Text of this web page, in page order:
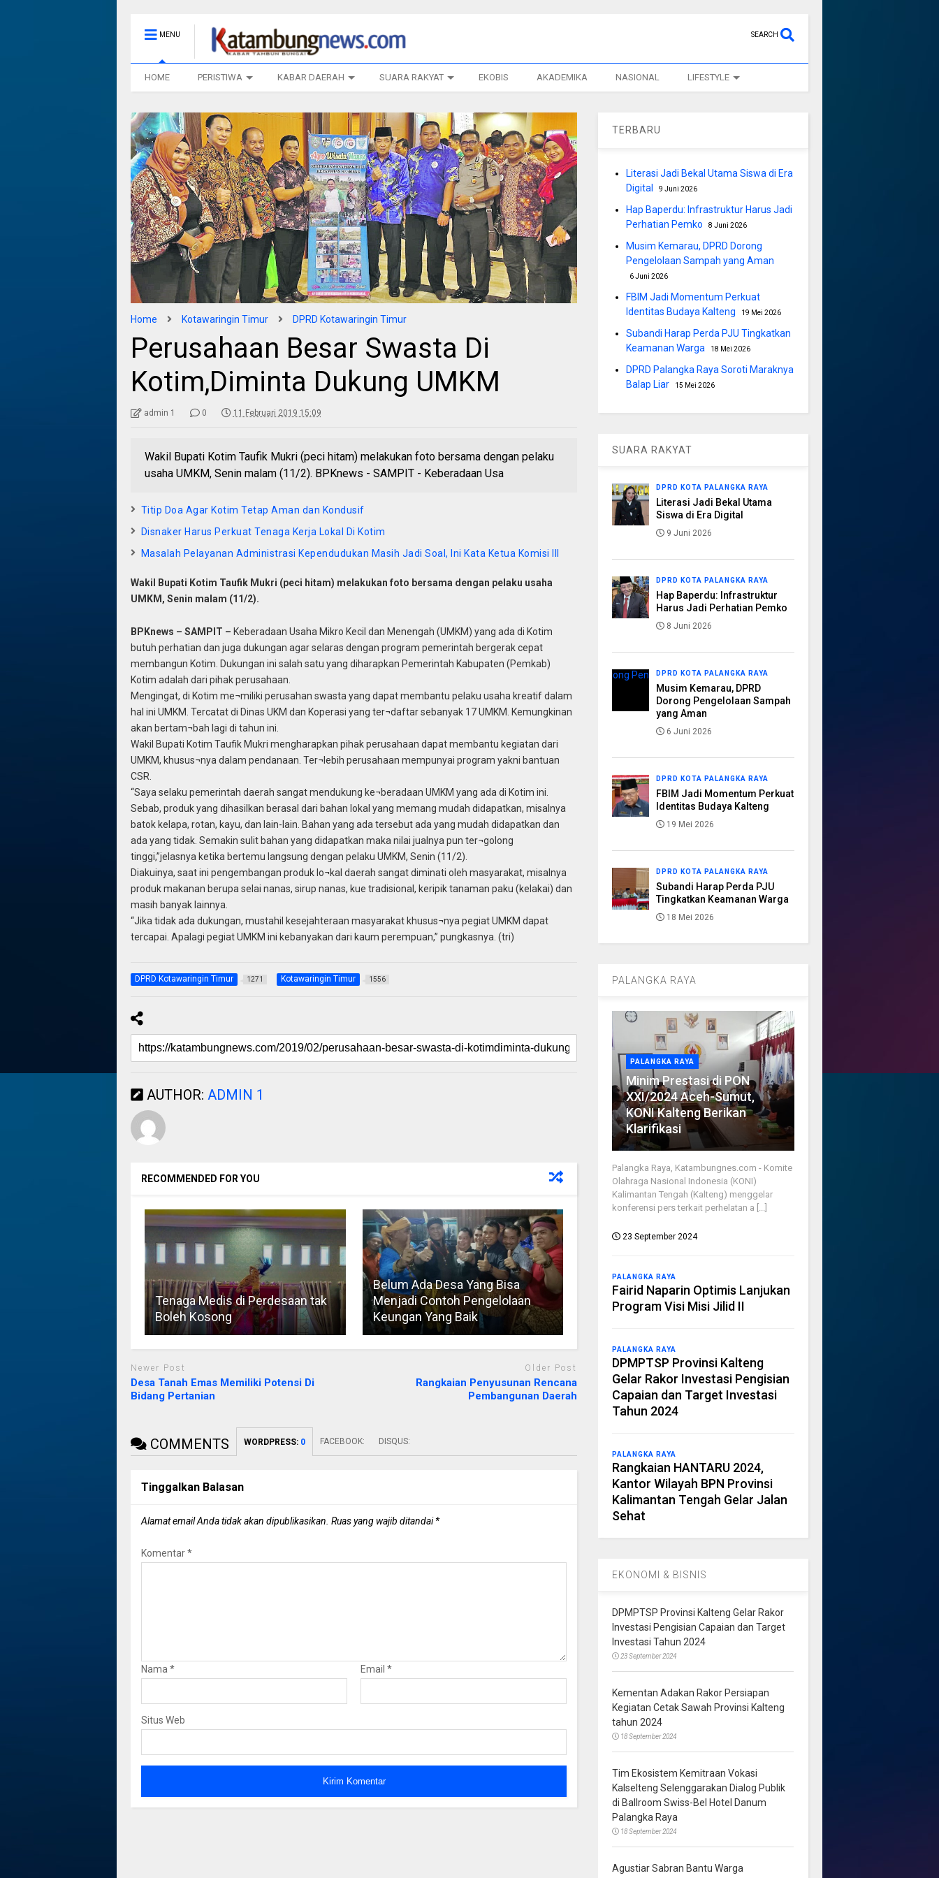
MENU SEARCH
HOME PERISTIWA KABAR DAERAH SUARA RAKYAT EKOBIS AKADEMIKA NASIONAL LIFESTYLE
Home Kotawaringin Timur DPRD Kotawaringin Timur
Perusahaan Besar Swasta Di
Kotim,Diminta Dukung UMKM
admin 1 0 11 Februari 2019 15:09
Wakil Bupati Kotim Taufik Mukri (peci hitam) melakukan foto bersama dengan pelaku
usaha UMKM, Senin malam (11/2). BPKnews - SAMPIT - Keberadaan Usa
Titip Doa Agar Kotim Tetap Aman dan Kondusif
Disnaker Harus Perkuat Tenaga Kerja Lokal Di Kotim
Masalah Pelayanan Administrasi Kependudukan Masih Jadi Soal, Ini Kata Ketua Komisi III
Wakil Bupati Kotim Taufik Mukri (peci hitam) melakukan foto bersama dengan pelaku usaha
UMKM, Senin malam (11/2).
BPKnews – SAMPIT – Keberadaan Usaha Mikro Kecil dan Menengah (UMKM) yang ada di Kotim
butuh perhatian dan juga dukungan agar selaras dengan program pemerintah bergerak cepat
membangun Kotim. Dukungan ini salah satu yang diharapkan Pemerintah Kabupaten (Pemkab)
Kotim adalah dari pihak perusahaan.
Mengingat, di Kotim me¬miliki perusahan swasta yang dapat membantu pelaku usaha kreatif dalam
hal ini UMKM. Tercatat di Dinas UKM dan Koperasi yang ter¬daftar sebanyak 17 UMKM. Kemungkinan
akan bertam¬bah lagi di tahun ini.
Wakil Bupati Kotim Taufik Mukri mengharapkan pihak perusahaan dapat membantu kegiatan dari
UMKM, khusus¬nya dalam pendanaan. Ter¬lebih perusahaan mempunyai program yakni bantuan
CSR.
“Saya selaku pemerintah daerah sangat mendukung ke¬beradaan UMKM yang ada di Kotim ini.
Sebab, produk yang dihasilkan berasal dari bahan lokal yang memang mudah didapatkan, misalnya
batok kelapa, rotan, kayu, dan lain-lain. Bahan yang ada tersebut ada yang mudah didapatkan dan
ada yang tidak. Semakin sulit bahan yang didapatkan maka nilai jualnya pun ter¬golong
tinggi,”jelasnya ketika bertemu langsung dengan pelaku UMKM, Senin (11/2).
Diakuinya, saat ini pengembangan produk lo¬kal daerah sangat diminati oleh masyarakat, misalnya
produk makanan berupa selai nanas, sirup nanas, kue tradisional, keripik tanaman paku (kelakai) dan
masih banyak lainnya.
“Jika tidak ada dukungan, mustahil kesejahteraan masyarakat khusus¬nya pegiat UMKM dapat
tercapai. Apalagi pegiat UMKM ini kebanyakan dari kaum perempuan,” pungkasnya. (tri)
DPRD Kotawaringin Timur 1271 Kotawaringin Timur 1556
AUTHOR: ADMIN 1
RECOMMENDED FOR YOU
Tenaga Medis di Perdesaan tak
Boleh Kosong
Belum Ada Desa Yang Bisa
Menjadi Contoh Pengelolaan
Keungan Yang Baik
Newer Post
Desa Tanah Emas Memiliki Potensi Di
Bidang Pertanian
Older Post
Rangkaian Penyusunan Rencana
Pembangunan Daerah
COMMENTS WORDPRESS: 0 FACEBOOK: DISQUS:
Tinggalkan Balasan
Alamat email Anda tidak akan dipublikasikan. Ruas yang wajib ditandai*
Komentar*
Nama * Email *
Situs Web
TERBARU
Literasi Jadi Bekal Utama Siswa di Era
Digital
9 Juni 2026
Hap Baperdu: Infrastruktur Harus Jadi
Perhatian Pemko
8 Juni 2026
Musim Kemarau, DPRD Dorong
Pengelolaan Sampah yang Aman
6 Juni 2026
FBIM Jadi Momentum Perkuat
Identitas Budaya Kalteng
19 Mei 2026
Subandi Harap Perda PJU Tingkatkan
Keamanan Warga
18 Mei 2026
DPRD Palangka Raya Soroti Maraknya
Balap Liar
15 Mei 2026
SUARA RAKYAT
DPRD KOTA PALANGKA RAYA
Literasi Jadi Bekal Utama
Siswa di Era Digital
9 Juni 2026
DPRD KOTA PALANGKA RAYA
Hap Baperdu: Infrastruktur
Harus Jadi Perhatian Pemko
8 Juni 2026
DPRD KOTA PALANGKA RAYA
Musim Kemarau, DPRD
Dorong Pengelolaan Sampah
yang Aman
6 Juni 2026
DPRD KOTA PALANGKA RAYA
FBIM Jadi Momentum Perkuat
Identitas Budaya Kalteng
19 Mei 2026
DPRD KOTA PALANGKA RAYA
Subandi Harap Perda PJU
Tingkatkan Keamanan Warga
18 Mei 2026
PALANGKA RAYA
PALANGKA RAYA
Minim Prestasi di PON
XXI/2024 Aceh-Sumut,
KONI Kalteng Berikan
Klarifikasi
Palangka Raya, Katambungnes.com - Komite
Olahraga Nasional Indonesia (KONI)
Kalimantan Tengah (Kalteng) menggelar
konferensi pers terkait perhelatan a [...]
23 September 2024
PALANGKA RAYA
Fairid Naparin Optimis Lanjukan
Program Visi Misi Jilid II
PALANGKA RAYA
DPMPTSP Provinsi Kalteng
Gelar Rakor Investasi Pengisian
Capaian dan Target Investasi
Tahun 2024
PALANGKA RAYA
Rangkaian HANTARU 2024,
Kantor Wilayah BPN Provinsi
Kalimantan Tengah Gelar Jalan
Sehat
EKONOMI & BISNIS
DPMPTSP Provinsi Kalteng Gelar Rakor
Investasi Pengisian Capaian dan Target
Investasi Tahun 2024
23 September 2024
Kementan Adakan Rakor Persiapan
Kegiatan Cetak Sawah Provinsi Kalteng
tahun 2024
18 September 2024
Tim Ekosistem Kemitraan Vokasi
Kalselteng Selenggarakan Dialog Publik
di Ballroom Swiss-Bel Hotel Danum
Palangka Raya
18 September 2024
Agustiar Sabran Bantu Warga